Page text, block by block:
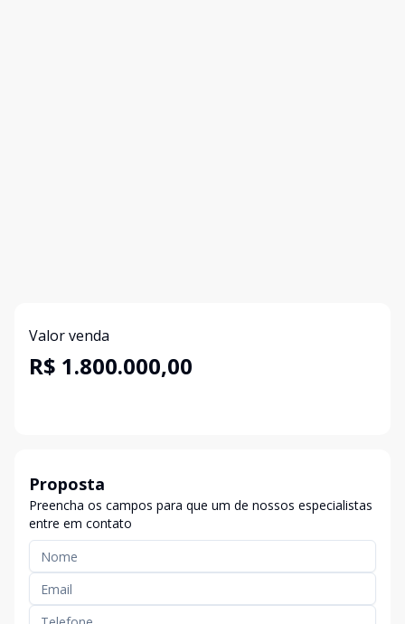
Valor venda
R$ 1.800.000,00
Proposta
Preencha os campos para que um de nossos especialistas
entre em contato